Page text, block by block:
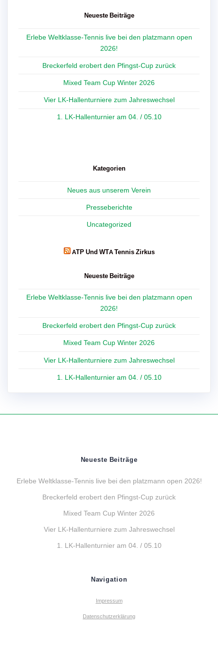
Neueste Beiträge
Erlebe Weltklasse-Tennis live bei den platzmann open
2026!
Breckerfeld erobert den Pfingst-Cup zurück
Mixed Team Cup Winter 2026
Vier LK-Hallenturniere zum Jahreswechsel
1. LK-Hallenturnier am 04. / 05.10
Kategorien
Neues aus unserem Verein
Presseberichte
Uncategorized
ATP Und WTA Tennis Zirkus
Neueste Beiträge
Erlebe Weltklasse-Tennis live bei den platzmann open
2026!
Breckerfeld erobert den Pfingst-Cup zurück
Mixed Team Cup Winter 2026
Vier LK-Hallenturniere zum Jahreswechsel
1. LK-Hallenturnier am 04. / 05.10
Neueste Beiträge
Erlebe Weltklasse-Tennis live bei den platzmann open 2026!
Breckerfeld erobert den Pfingst-Cup zurück
Mixed Team Cup Winter 2026
Vier LK-Hallenturniere zum Jahreswechsel
1. LK-Hallenturnier am 04. / 05.10
Navigation
Impressum
Datenschutzerklärung